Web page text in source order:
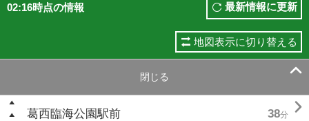
02:16時点の情報 最新情報に更新
地図表示に切り替える
閉じる 
葛西臨海公園駅前 38分 